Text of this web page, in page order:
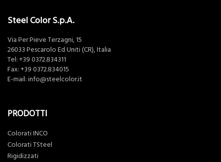
Steel Color S.p.A.
Via Per Pieve Terzagni, 15
26033 Pescarolo Ed Uniti (CR), Italia
Tel: +39 0372.834311
Fax: +39 0372.834015
E-mail: info@steelcolor.it
PRODOTTI
Colorati INCO
Colorati TSteel
Rigidizzati